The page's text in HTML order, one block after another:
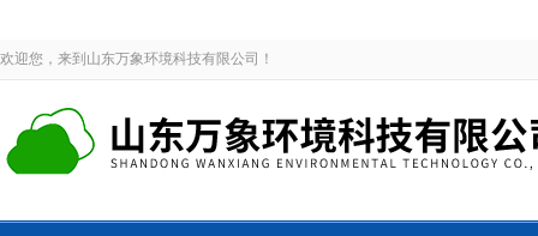
欢迎您，来到山东万象环境科技有限公司！